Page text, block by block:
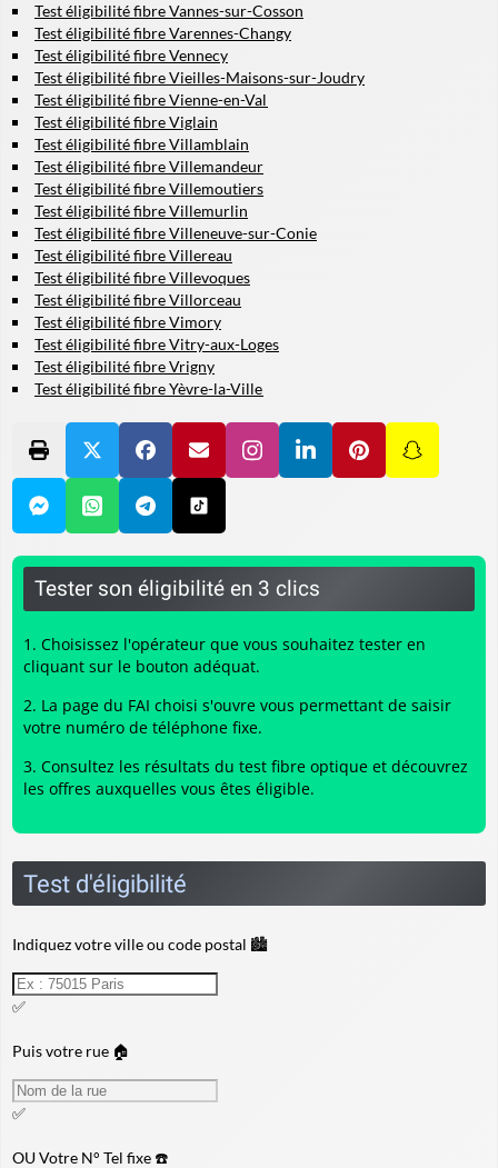
Test éligibilité fibre Vannes-sur-Cosson
Test éligibilité fibre Varennes-Changy
Test éligibilité fibre Vennecy
Test éligibilité fibre Vieilles-Maisons-sur-Joudry
Test éligibilité fibre Vienne-en-Val
Test éligibilité fibre Viglain
Test éligibilité fibre Villamblain
Test éligibilité fibre Villemandeur
Test éligibilité fibre Villemoutiers
Test éligibilité fibre Villemurlin
Test éligibilité fibre Villeneuve-sur-Conie
Test éligibilité fibre Villereau
Test éligibilité fibre Villevoques
Test éligibilité fibre Villorceau
Test éligibilité fibre Vimory
Test éligibilité fibre Vitry-aux-Loges
Test éligibilité fibre Vrigny
Test éligibilité fibre Yèvre-la-Ville
Tester son éligibilité en 3 clics
Choisissez l'opérateur que vous souhaitez tester en
cliquant sur le bouton adéquat.
La page du FAI choisi s'ouvre vous permettant de saisir
votre numéro de téléphone fixe.
Consultez les résultats du test fibre optique et découvrez
les offres auxquelles vous êtes éligible.
Test d'éligibilité
Indiquez votre ville ou code postal 🏙️
✅
Puis votre rue 🏠
✅
OUVotre N° Tel fixe ☎️